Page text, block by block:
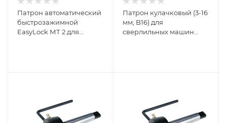
Патрон автоматический
быстрозажимной
EasyLock МТ 2 для
Патрон кулачковый (3-16
мм; B16) для
сверлильных машин